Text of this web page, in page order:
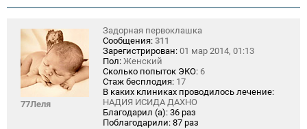
77Леля
Задорная первоклашка
Сообщения: 311
Зарегистрирован: 01 мар 2014, 01:13
Пол: Женский
Сколько попыток ЭКО: 6
Стаж бесплодия: 17
В каких клиниках проводилось лечение:
НАДИЯ ИСИДА ДАХНО
Благодарил (а): 36 раз
Поблагодарили: 87 раз